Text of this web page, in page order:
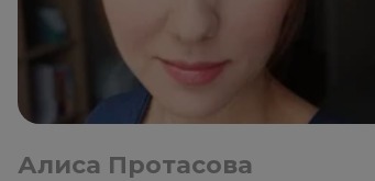
Алиса Протасова